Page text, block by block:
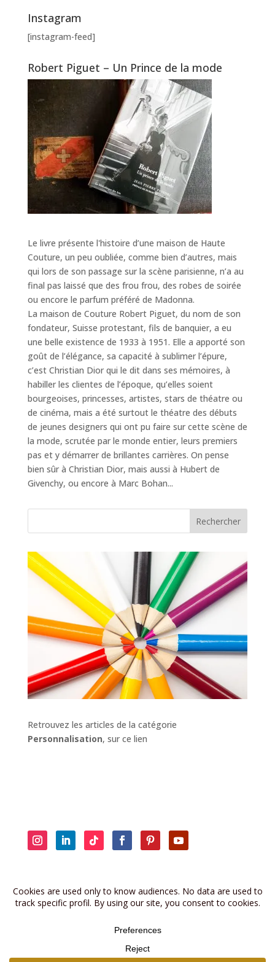
Instagram
[instagram-feed]
Robert Piguet – Un Prince de la mode
Le livre présente l'histoire d’une maison de Haute
Couture, un peu oubliée, comme bien d’autres, mais
qui lors de son passage sur la scène parisienne, n’a au
final pas laissé que des frou frou, des robes de soirée
ou encore le parfum préféré de Madonna.
La maison de Couture Robert Piguet, du nom de son
fondateur, Suisse protestant, fils de banquier, a eu
une belle existence de 1933 à 1951. Elle a apporté son
goût de l’élégance, sa capacité à sublimer l’épure,
c’est Christian Dior qui le dit dans ses mémoires, à
habiller les clientes de l’époque, qu’elles soient
bourgeoises, princesses, artistes, stars de théatre ou
de cinéma, mais a été surtout le théatre des débuts
de jeunes designers qui ont pu faire sur cette scène de
la mode, scrutée par le monde entier, leurs premiers
pas et y démarrer de brillantes carrières. On pense
bien sûr à Christian Dior, mais aussi à Hubert de
Givenchy, ou encore à Marc Bohan...
Rechercher
Retrouvez les articles de la catégorie
Personnalisation, sur ce lien